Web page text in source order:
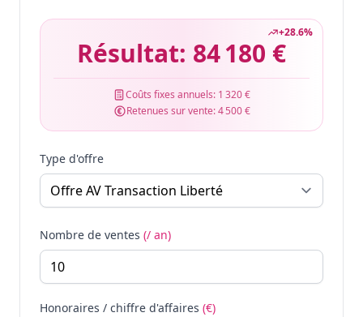
+28.6%
Résultat: 84 180 €
Coûts fixes annuels: 1 320 €
Retenues sur vente:4 500 €
Type d'offre
Nombre de ventes (/ an)
Honoraires / chiffre d'affaires (€)